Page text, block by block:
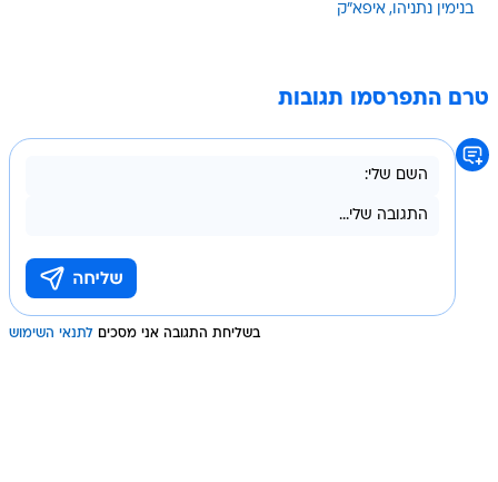
בנימין נתניהו איפא"ק
טרם התפרסמו תגובות
בשליחת התגובה אני מסכים לתנאי השימוש